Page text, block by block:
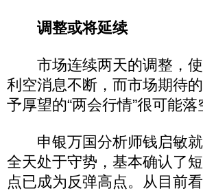
调整或将延续
市场连续两天的调整，使
利空消息不断，而市场期待
予厚望的“两会行情”很可能落
申银万国分析师钱启敏就
全天处于守势，基本确认了
点已成为反弹高点。从目前